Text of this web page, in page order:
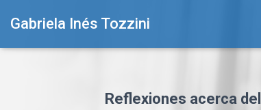
Gabriela Inés Tozzini
Reflexiones acerca